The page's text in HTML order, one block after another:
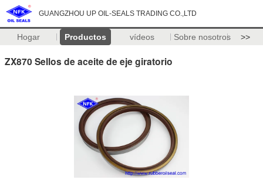
GUANGZHOU UP OIL-SEALS TRADING CO.,LTD
Hogar Productos vídeos Sobre nosotros >>
ZX870 Sellos de aceite de eje giratorio